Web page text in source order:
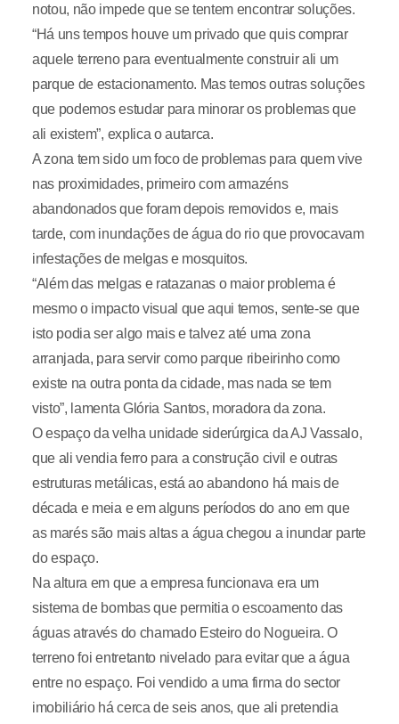
notou, não impede que se tentem encontrar soluções.
“Há uns tempos houve um privado que quis comprar
aquele terreno para eventualmente construir ali um
parque de estacionamento. Mas temos outras soluções
que podemos estudar para minorar os problemas que
ali existem”, explica o autarca.
A zona tem sido um foco de problemas para quem vive
nas proximidades, primeiro com armazéns
abandonados que foram depois removidos e, mais
tarde, com inundações de água do rio que provocavam
infestações de melgas e mosquitos.
“Além das melgas e ratazanas o maior problema é
mesmo o impacto visual que aqui temos, sente-se que
isto podia ser algo mais e talvez até uma zona
arranjada, para servir como parque ribeirinho como
existe na outra ponta da cidade, mas nada se tem
visto”, lamenta Glória Santos, moradora da zona.
O espaço da velha unidade siderúrgica da AJ Vassalo,
que ali vendia ferro para a construção civil e outras
estruturas metálicas, está ao abandono há mais de
década e meia e em alguns períodos do ano em que
as marés são mais altas a água chegou a inundar parte
do espaço.
Na altura em que a empresa funcionava era um
sistema de bombas que permitia o escoamento das
águas através do chamado Esteiro do Nogueira. O
terreno foi entretanto nivelado para evitar que a água
entre no espaço. Foi vendido a uma firma do sector
imobiliário há cerca de seis anos, que ali pretendia